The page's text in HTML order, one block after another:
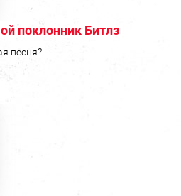
поклонник Битлз
песня?